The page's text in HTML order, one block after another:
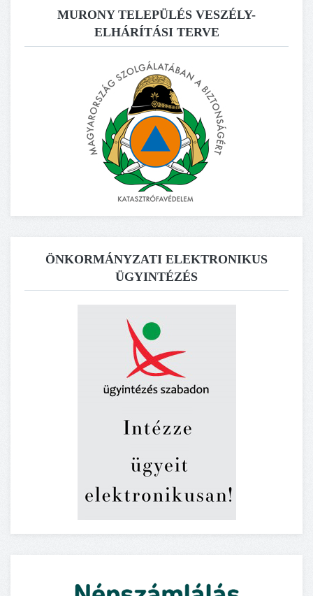
MURONY TELEPÜLÉS VESZÉLY-
ELHÁRÍTÁSI TERVE
ÖNKORMÁNYZATI ELEKTRONIKUS
ÜGYINTÉZÉS